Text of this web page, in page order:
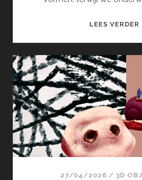
LEES VERDER
27/04/2026 /3D